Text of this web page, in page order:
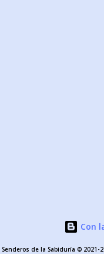
Con
Senderos de la Sabiduría © 2021-